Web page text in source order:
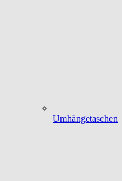
Umhängetaschen